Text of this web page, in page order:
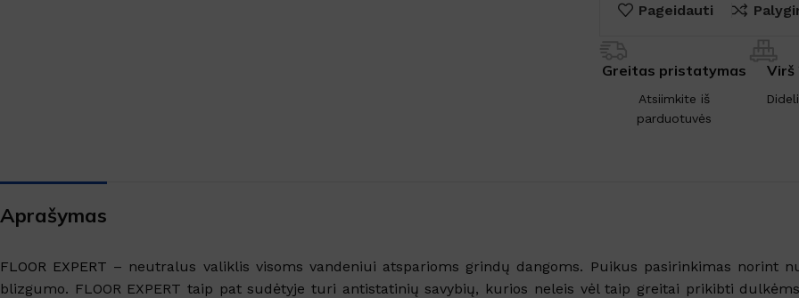
Grindys, paviršiai
Langai, veidrodžiai
Pageidauti
Greitas pristatymas
Atsiimkite iš
parduotuvės
Virš
Aprašymas
FLOOR EXPERT – neutralus valiklis visoms vandeniui atsparioms grindų dangoms. Puikus pasirinkimas norint
blizgumo. FLOOR EXPERT taip pat sudėtyje turi antistatinių savybių, kurios neleis vėl taip greitai prikibti